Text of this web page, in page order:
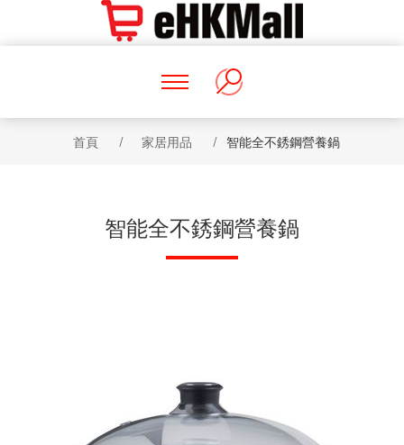
首頁 / 家居用品 / 智能全不銹鋼營養鍋
智能全不銹鋼營養鍋